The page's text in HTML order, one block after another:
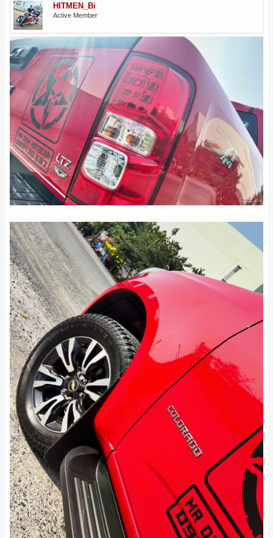
HITMEN_Bi
Active Member